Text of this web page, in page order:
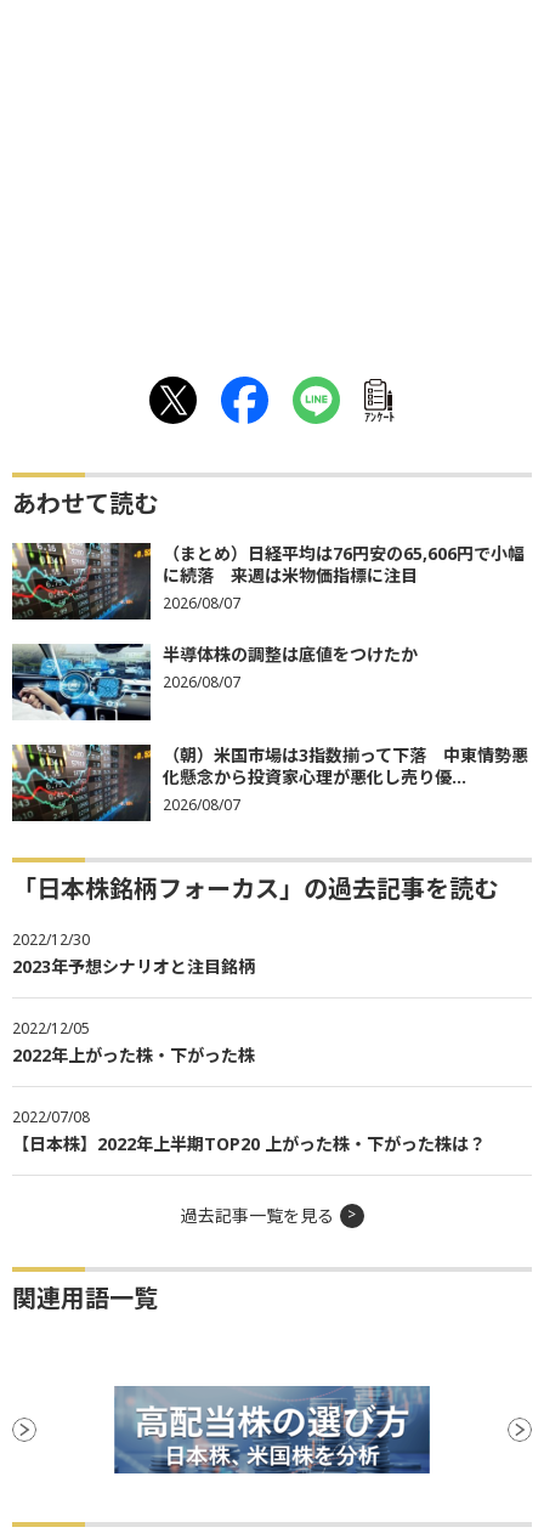
ｱﾝｹｰﾄ
あわせて読む
（まとめ）日経平均は76円安の65,606円で小幅
に続落 来週は米物価指標に注目
2026/08/07
半導体株の調整は底値をつけたか
2026/08/07
（朝）米国市場は3指数揃って下落 中東情勢悪
化懸念から投資家心理が悪化し売り優...
2026/08/07
「日本株銘柄フォーカス」の過去記事を読む
2022/12/30
2023年予想シナリオと注目銘柄
2022/12/05
2022年上がった株・下がった株
2022/07/08
【日本株】2022年上半期TOP20 上がった株・下がった株は？
過去記事一覧を見る
関連用語一覧